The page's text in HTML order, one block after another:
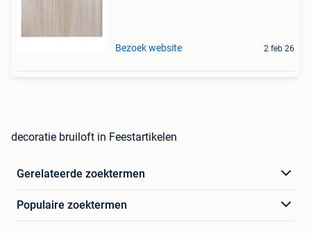
Bezoek website 2 feb 26
decoratie bruiloft in Feestartikelen
Gerelateerde zoektermen
Populaire zoektermen